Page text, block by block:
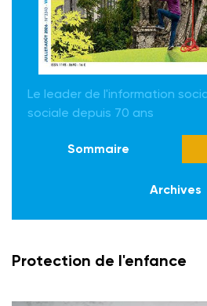
Le leader de l'information
sociale depuis 70 ans
Sommaire
Archives
Protection de l'enfance